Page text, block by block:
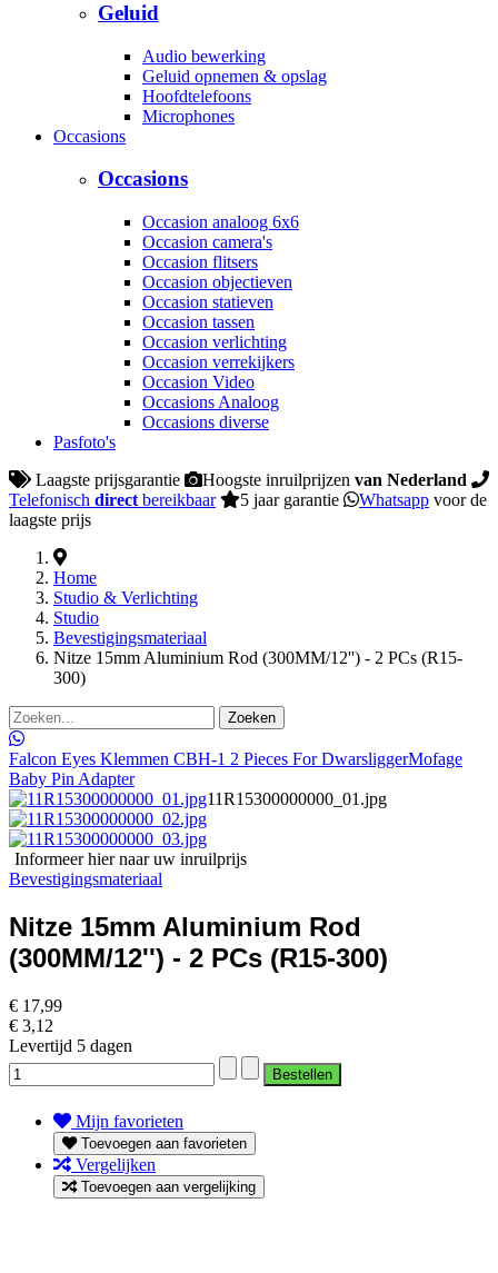
Geluid
Audio bewerking
Geluid opnemen & opslag
Hoofdtelefoons
Microphones
Occasions
Occasions
Occasion analoog 6x6
Occasion camera's
Occasion flitsers
Occasion objectieven
Occasion statieven
Occasion tassen
Occasion verlichting
Occasion verrekijkers
Occasion Video
Occasions Analoog
Occasions diverse
Pasfoto's
Laagste prijsgarantie
Hoogste inruilprijzen van Nederland
Telefonisch direct bereikbaar 5 jaar garantie Whatsapp voor de
laagste prijs
Home
Studio & Verlichting
Studio
Bevestigingsmateriaal
Nitze 15mm Aluminium Rod (300MM/12'') - 2 PCs (R15-
300)
Zoeken
Falcon Eyes Klemmen CBH-1 2 Pieces For DwarsliggerMofage
Baby Pin Adapter
11R15300000000_01.jpg
Informeer hier naar uw inruilprijs
Bevestigingsmateriaal
Nitze 15mm Aluminium Rod
(300MM/12'') - 2 PCs (R15-300)
€ 17,99
€ 3,12
Levertijd 5 dagen
Mijn favorieten
Toevoegen aan favorieten
Vergelijken
Toevoegen aan vergelijking